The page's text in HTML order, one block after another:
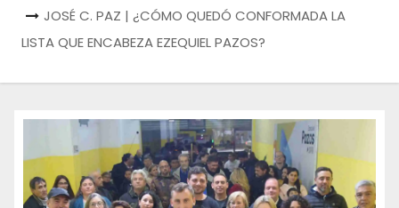
JOSÉ C. PAZ | ¿CÓMO QUEDÓ CONFORMADA LA
LISTA QUE ENCABEZA EZEQUIEL PAZOS?